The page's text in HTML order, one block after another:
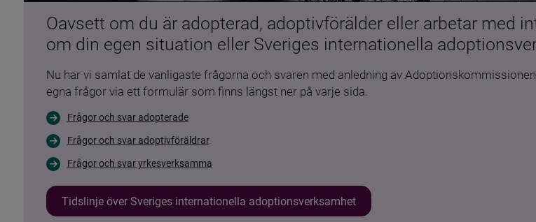
Oavsett om du är adopterad, adoptivförälder eller arbetar med
om din egen situation eller Sveriges internationella
Nu har vi samlat de vanligaste frågorna och svaren med anledning av
egna frågor via ett formulär som finns längst ner på varje sida.
Frågor och svar adopterade
Frågor och svar adoptivföräldrar
Frågor och svar yrkesverksamma
Tidslinje över Sveriges internationella adoptionsverksamhet